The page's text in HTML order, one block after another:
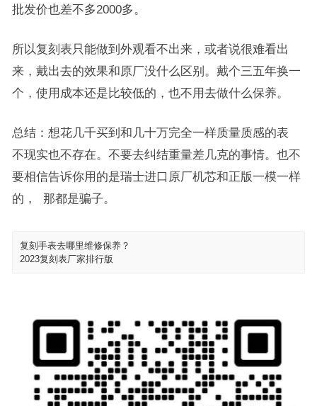
批发价也差不多2000多。
所以复刻表只能做到外观看不出来，或者说很难看出
来，戴出去的效果和原厂没什么区别。戴个三五年换一
个，使用成本还是比较低的，也不用去做什么保养。
总结：想花几千买到和几十万完全一样质量质感的表
不现实也不存在。不要去纠结重量差几克的事情。也不
要相信告诉你用的是瑞士进口原厂机芯和正版一模一样
的， 那都是骗子。
复刻手表去哪里维修保养？
2023复刻表厂家排行版